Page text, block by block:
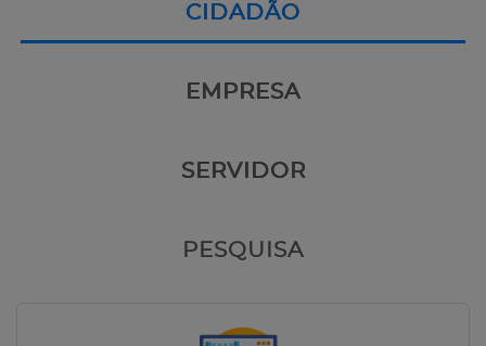
CIDADÃO
EMPRESA
SERVIDOR
PESQUISA